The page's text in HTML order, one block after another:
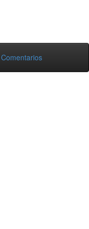
Comentarios